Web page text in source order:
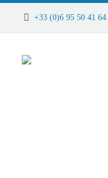
+33 (0)6 95 50 41 64